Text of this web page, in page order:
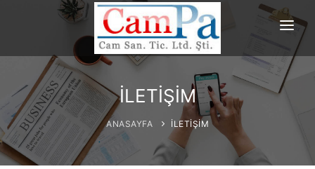
ANASAYFA
HAKKIMIZDA
ÜRÜNLERİMİZ
PROJELERİMİZ
İLETİŞİM
ANASAYFA İLETİŞİM